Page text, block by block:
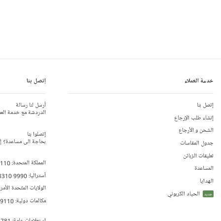
خدمة العملاء
إتصل بنا
إنشاء طلب الإرجاع
الشحن و الأرجاع
جدول المقاسات
تعليقات الزبائن
المساعدة
الهدايا
جديد الحياد الكربوني
إتصل بنا
أرسل لنا رسالة
الدردشة مع خدمة
إتصلوا بنا
بحاجة الى مساعدة؟
المملكة المتحدة:
أستراليا:9990
الولايات المتّحدة
مكالمات دولية: